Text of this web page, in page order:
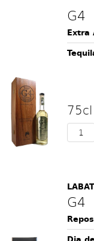
G4
Extra
75cl
G4